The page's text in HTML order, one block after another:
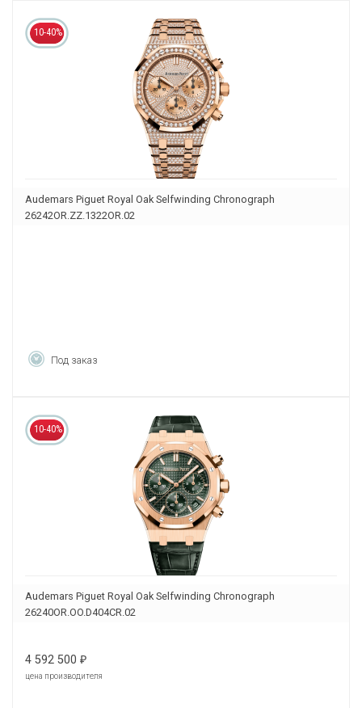
10-40%
Audemars Piguet Royal Oak Selfwinding Chronograph
26242OR.ZZ.1322OR.02
Под заказ
10-40%
Audemars Piguet Royal Oak Selfwinding Chronograph
26240OR.OO.D404CR.02
4 592 500 ₽
цена производителя